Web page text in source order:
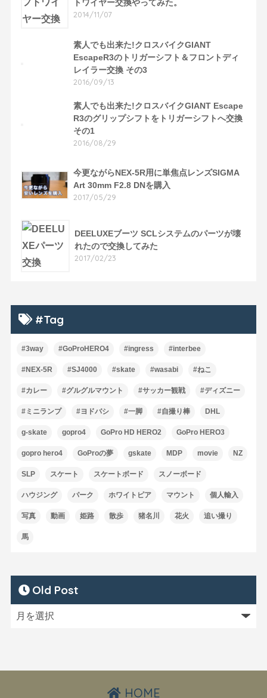
トワイヤー交換やってみた。
2014/11/07
素人でも出来た!クロスバイクGIANT
EscapeR3のトリガーシフト＆フロントディ
レイラー交換 その3
2016/09/13
素人でも出来た!クロスバイクGIANT Escape
R3のグリップシフトをトリガーシフトへ交換
その1
2016/08/29
今更ながらNEX-5R用に単焦点レンズSIGMA
Art 30mm F2.8 DNを購入
2017/05/29
DEELUXEブーツ SCLシステムのパーツが壊
れたので交換してみた
2017/02/23
#Tag
#3way #GoProHERO4 #ingress #interbee
#NEX-5R #SJ4000 #skate #wasabi #ねこ
#カレー #グルグルマウント #サッカー観戦 #ディズニー
#ミニランプ #ヨドバシ #一脚 #自撮り棒 DHL
g-skate gopro4 GoPro HD HERO2 GoPro HERO3
gopro hero4 GoProの夢 gskate MDP movie NZ
SLP スケート スケートボード スノーボード
ハウジング パーク ホワイトピア マウント 個人輸入
写真 動画 姫路 散歩 猪名川 花火 追い撮り
馬
Old Post
HOME